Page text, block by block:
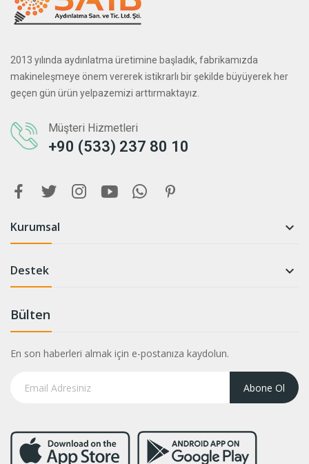
2013 yılında aydınlatma üretimine başladık, fabrikamızda
makineleşmeye önem vererek istikrarlı bir şekilde büyüyerek her
geçen gün ürün yelpazemizi arttırmaktayız.
Müşteri Hizmetleri
+90 (533) 237 80 10
Kurumsal 
Destek 
Bülten
En son haberleri almak için e-postanıza kaydolun.
Abone Ol